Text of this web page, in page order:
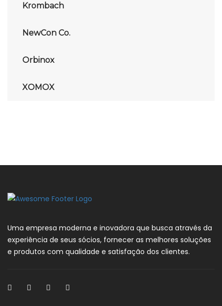
Krombach
NewCon Co.
Orbinox
XOMOX
Uma empresa moderna e inovadora que busca através da
experiência de seus sócios, fornecer as melhores soluções
e produtos com qualidade e satisfação dos clientes.